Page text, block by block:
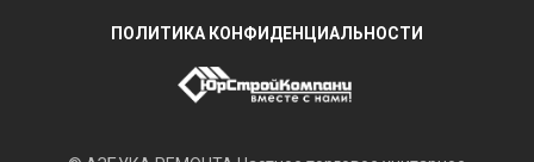
ПОЛИТИКА КОНФИДЕНЦИАЛЬНОСТИ